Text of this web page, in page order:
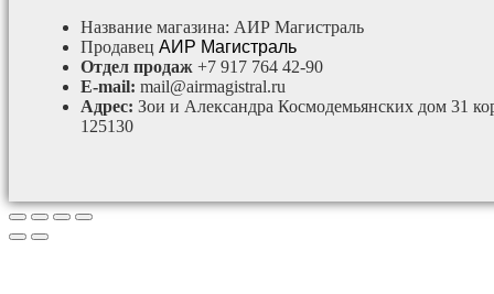
Название магазина: АИР Магистраль
Продавец АИР Магистраль
Отдел продаж +7 917 764 42-90
E-mail: mail@airmagistral.ru
Адрес: Зои и Александра Космодемьянских дом 31
125130